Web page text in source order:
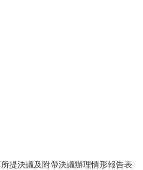
提決議及附帶決議辦理情形報告表